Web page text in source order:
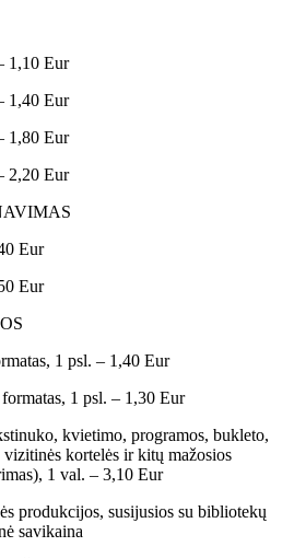
1,10 Eur
1,40 Eur
1,80 Eur
2,20 Eur
Eur
Eur
1 psl. – 1,40 Eur
1 psl. – 1,30 Eur
kvietimo, programos, bukleto,
kortelės ir kitų mažosios
1 val. – 3,10 Eur
produkcijos, susijusios su bibliotekų
savikaina